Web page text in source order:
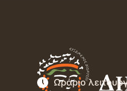
Ωράριο